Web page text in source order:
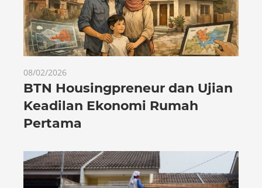
08/02/2026
BTN Housingpreneur dan Ujian
Keadilan Ekonomi Rumah
Pertama